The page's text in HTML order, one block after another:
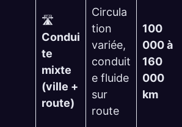
🛣️
Condui
te
mixte
(ville +
route)
Circula
tion
variée,
conduit
e fluide
sur
route
100
000 à
160
000
km